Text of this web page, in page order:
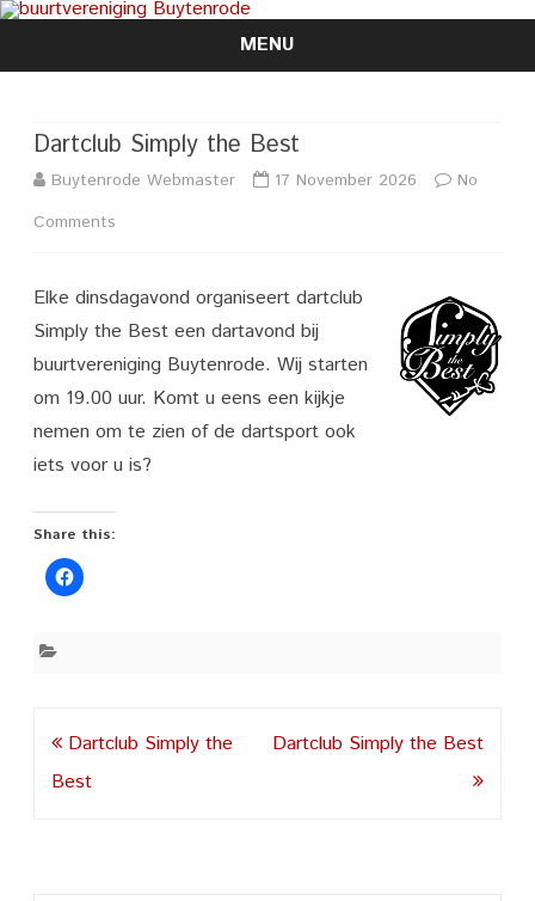
MENU
Skip
Dartclub Simply the Best
Buytenrode Webmaster 17 November 2026
No
Comments
Simply
Best
Elke dinsdagavond organiseert dartclub
Simply the Best een dartavond bij
buurtvereniging Buytenrode. Wij starten
om 19.00 uur. Komt u eens een kijkje
nemen om te zien of de dartsport ook
iets voor u is?
Share this:
Post
navigation
Dartclub Simply the
Best
Dartclub Simply the Best